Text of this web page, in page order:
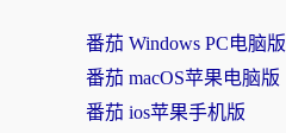
番茄 Windows PC电脑版
番茄 macOS苹果电脑版
番茄 ios苹果手机版